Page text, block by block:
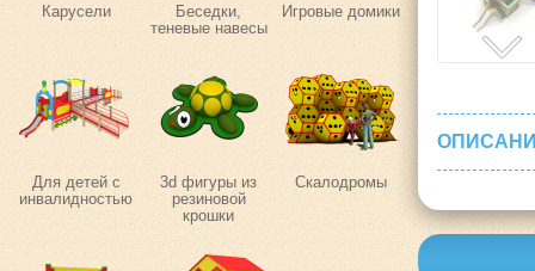
Карусели
Беседки,
теневые навесы
Игровые домики
Для детей с
инвалидностью
3d фигуры из
резиновой
крошки
Скалодромы